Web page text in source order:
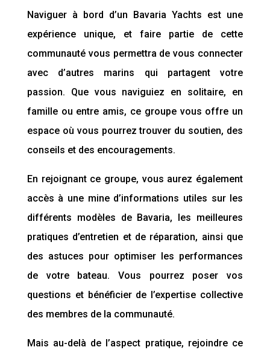
Naviguer à bord d’un Bavaria Yachts est une
expérience unique, et faire partie de cette
communauté vous permettra de vous connecter
avec d’autres marins qui partagent votre
passion. Que vous naviguiez en solitaire, en
famille ou entre amis, ce groupe vous offre un
espace où vous pourrez trouver du soutien, des
conseils et des encouragements.
En rejoignant ce groupe, vous aurez également
accès à une mine d’informations utiles sur les
différents modèles de Bavaria, les meilleures
pratiques d’entretien et de réparation, ainsi que
des astuces pour optimiser les performances
de votre bateau. Vous pourrez poser vos
questions et bénéficier de l’expertise collective
des membres de la communauté.
Mais au-delà de l’aspect pratique, rejoindre ce